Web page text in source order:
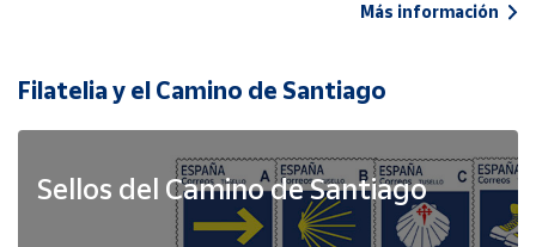
Más información
Filatelia y el Camino de Santiago
Sellos del Camino de Santiago